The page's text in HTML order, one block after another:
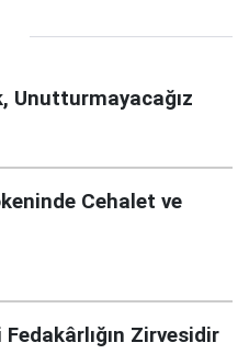
Unutturmayacağız
Cehalet ve
Zirvesidir